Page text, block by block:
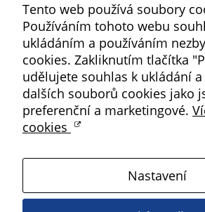
YouTube
Instagram
RSS
Kbely
Satalice
Tento web používá soubory
Používáním tohoto webu
ukládáním a používáním
cookies. Zakliknutím tlačítka
udělujete souhlas k ukládání
dalších souborů cookies jako
preferenční a marketingové.
cookies
Nastavení
není